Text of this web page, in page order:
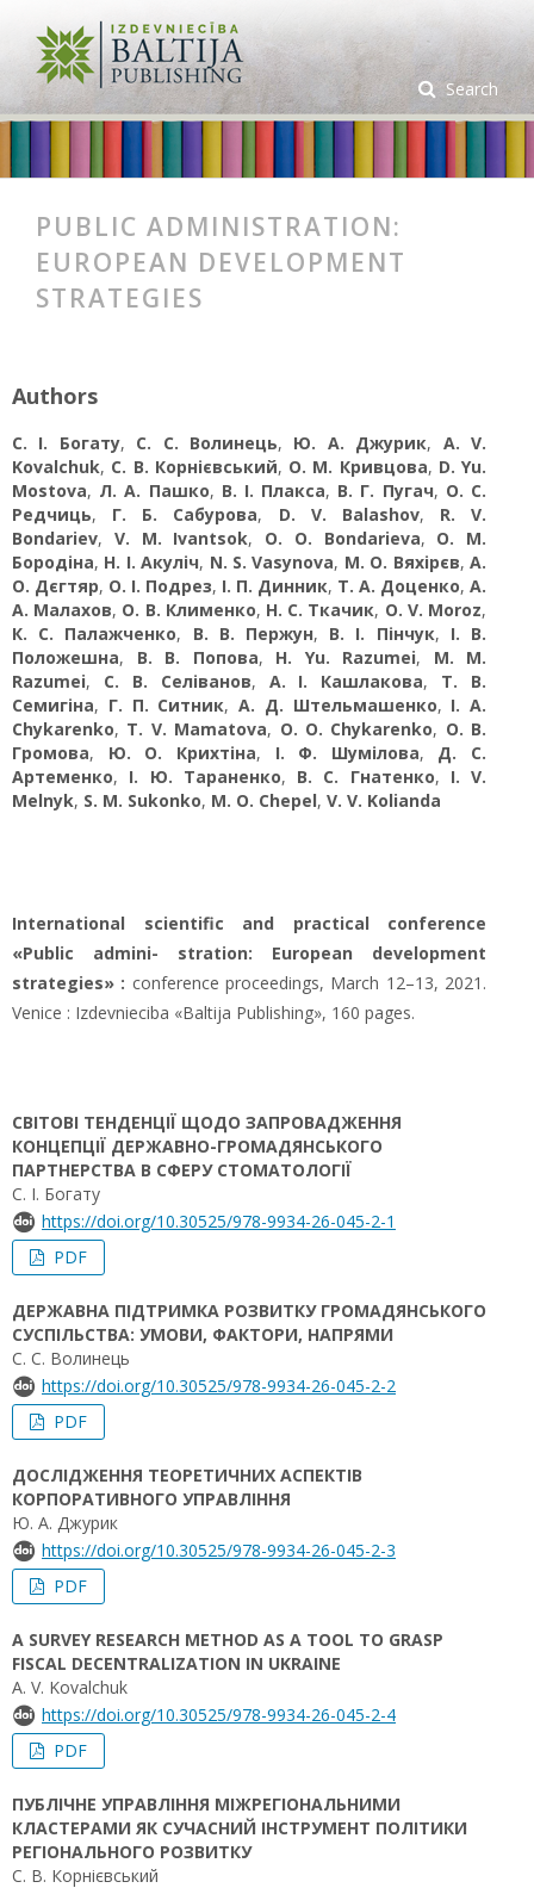
Search
PUBLIC ADMINISTRATION:
EUROPEAN DEVELOPMENT
STRATEGIES
Authors
С. І. Богату, С. С. Волинець, Ю. А. Джурик, A. V.
Kovalchuk, С. В. Корнієвський, О. М. Кривцова, D. Yu.
Mostova, Л. А. Пашко, В. І. Плакса, В. Г. Пугач, О. С.
Редчиць, Г. Б. Сабурова, D. V. Balashov, R. V.
Bondariev, V. M. Ivantsok, O. O. Bondarieva, О. М.
Бородіна, Н. І. Акуліч, N. S. Vasynova, М. О. Вяхірєв,А.
О. Дєгтяр, О. І. Подрез, І. П. Динник, Т. А. Доценко, А.
А. Малахов, О. В. Клименко, Н. С. Ткачик, O. V. Moroz,
К. С. Палажченко, В. В. Пержун, В. І. Пінчук, І. В.
Положешна, В. В. Попова, H. Yu. Razumei, M. M.
Razumei, С. В. Селіванов, А. І. Кашлакова, Т. В.
Семигіна, Г. П. Ситник, А. Д. Штельмашенко, І. A.
Chykarenko, Т. V. Mamatova, O. O. Chykarenko, О. В.
Громова, Ю. О. Крихтіна, І. Ф. Шумілова, Д. С.
Артеменко, І. Ю. Тараненко, В. С. Гнатенко, I. V.
Melnyk, S. M. Sukonko, M. O. Chepel, V. V. Kolianda
International scientific and practical conference
«Public admini- stration: European development
strategies» : conference proceedings, March 12–13, 2021.
Venice : Izdevnieciba «Baltija Publishing», 160 pages.
СВІТОВІ ТЕНДЕНЦІЇ ЩОДО ЗАПРОВАДЖЕННЯ
КОНЦЕПЦІЇ ДЕРЖАВНО-ГРОМАДЯНСЬКОГО
ПАРТНЕРСТВА В СФЕРУ СТОМАТОЛОГІЇ
С. І. Богату
https://doi.org/10.30525/978-9934-26-045-2-1
PDF
ДЕРЖАВНА ПІДТРИМКА РОЗВИТКУ ГРОМАДЯНСЬКОГО
СУСПІЛЬСТВА: УМОВИ, ФАКТОРИ, НАПРЯМИ
С. С. Волинець
https://doi.org/10.30525/978-9934-26-045-2-2
PDF
ДОСЛІДЖЕННЯ ТЕОРЕТИЧНИХ АСПЕКТІВ
КОРПОРАТИВНОГО УПРАВЛІННЯ
Ю. А. Джурик
https://doi.org/10.30525/978-9934-26-045-2-3
PDF
A SURVEY RESEARCH METHOD AS A TOOL TO GRASP
FISCAL DECENTRALIZATION IN UKRAINE
A. V. Kovalchuk
https://doi.org/10.30525/978-9934-26-045-2-4
PDF
ПУБЛІЧНЕ УПРАВЛІННЯ МІЖРЕГІОНАЛЬНИМИ
КЛАСТЕРАМИ ЯК СУЧАСНИЙ ІНСТРУМЕНТ ПОЛІТИКИ
РЕГІОНАЛЬНОГО РОЗВИТКУ
С. В. Корнієвський